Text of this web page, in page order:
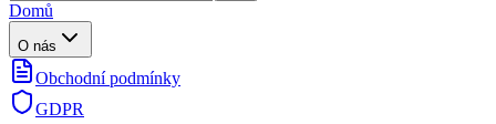
Domů
O nás
Obchodní podmínky
GDPR